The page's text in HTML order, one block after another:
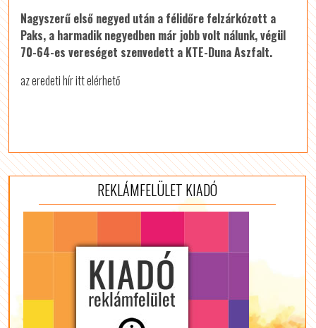
Nagyszerű első negyed után a félidőre felzárkózott a
Paks, a harmadik negyedben már jobb volt nálunk, végül
70-64-es vereséget szenvedett a KTE-Duna Aszfalt.
az eredeti hír itt elérhető
REKLÁMFELÜLET KIADÓ